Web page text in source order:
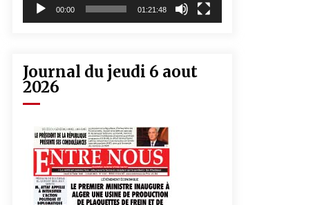
00:00 01:21:48
Journal du jeudi 6 aout
2026